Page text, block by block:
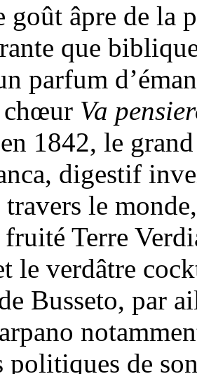
goût âpre de la
que
parfum
chœur Va
1842, le
digestif
travers le
Terre
le verdâtre
Busseto, par
politiques de